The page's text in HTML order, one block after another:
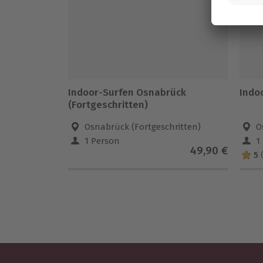
Indoor-Surfen Osnabrück
(Fortgeschritten)
Osnabrück (Fortgeschritten)
1 Person
49,90 €
1
5